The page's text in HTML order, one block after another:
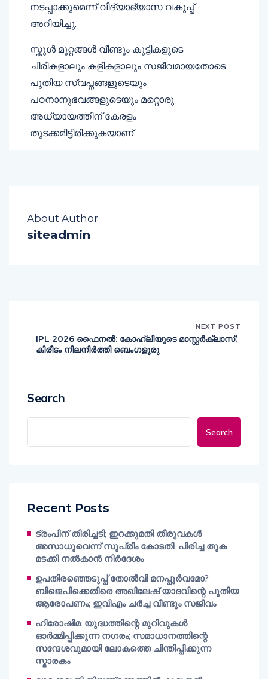
നടപ്പാക്കുമെന്ന് വിദ്യാഭ്യാസ വകുപ്പ്
അറിയിച്ചു.
സ്കൂൾ മുറ്റങ്ങൾ വീണ്ടും കുട്ടികളുടെ
ചിരികളാലും കളികളാലും സജീവമായതോടെ
പുതിയ സ്വപ്നങ്ങളുടെയും
പഠനാനുഭവങ്ങളുടെയും മറ്റൊരു
അധ്യായത്തിന് കേരളം
തുടക്കമിട്ടിരിക്കുകയാണ്.
About Author
siteadmin
NEXT POST
IPL 2026 ഫൈനൽ: കോഹ്‌ലിയുടെ മാസ്റ്റർക്ലാസ്;
കിരീടം നിലനിർത്തി ബെംഗളൂരു
Search
Search
Recent Posts
ട്രംപിന് തിരിച്ചടി; ഇറക്കുമതി തീരുവകൾ
അസാധുവെന്ന് സുപ്രീം കോടതി, പിരിച്ച തുക
മടക്കി നൽകാൻ നിർദേശം
ഉപതിരഞ്ഞെടുപ്പ് തോൽവി മനപ്പൂർവമോ?
ബിജെപിക്കെതിരെ അഖിലേഷ് യാദവിന്റെ പുതിയ
ആരോപണം; ഇവിഎം ചർച്ച വീണ്ടും സജീവം
ഹിരോഷിമ: യുദ്ധത്തിന്റെ മുറിവുകൾ
ഓർമ്മിപ്പിക്കുന്ന നഗരം; സമാധാനത്തിന്റെ
സന്ദേശവുമായി ലോകത്തെ ചിന്തിപ്പിക്കുന്ന
സ്മാരകം